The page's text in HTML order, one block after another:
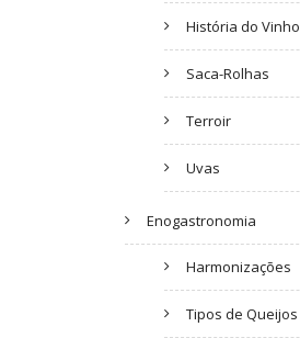
História do Vinho
Saca-Rolhas
Terroir
Uvas
Enogastronomia
Harmonizações
Tipos de Queijos